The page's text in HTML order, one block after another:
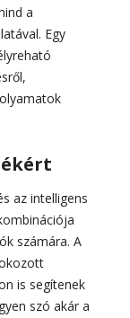
a
Egy
az intelligens
számára. A
is segítenek
szó akár a